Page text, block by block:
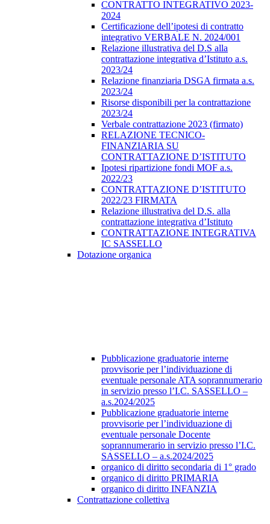
CONTRATTO INTEGRATIVO 2023-
2024
Certificazione dell’ipotesi di contratto
integrativo VERBALE N. 2024/001
Relazione illustrativa del D.S alla
contrattazione integrativa d’Istituto a.s.
2023/24
Relazione finanziaria DSGA firmata a.s.
2023/24
Risorse disponibili per la contrattazione
2023/24
Verbale contrattazione 2023 (firmato)
RELAZIONE TECNICO-
FINANZIARIA SU
CONTRATTAZIONE D’ISTITUTO
Ipotesi ripartizione fondi MOF a.s.
2022/23
CONTRATTAZIONE D’ISTITUTO
2022/23 FIRMATA
Relazione illustrativa del D.S. alla
contrattazione integrativa d’Istituto
CONTRATTAZIONE INTEGRATIVA
IC SASSELLO
Dotazione organica
Pubblicazione graduatorie interne
provvisorie per l’individuazione di
eventuale personale ATA soprannumerario
in servizio presso l’I.C. SASSELLO –
a.s.2024/2025
Pubblicazione graduatorie interne
provvisorie per l’individuazione di
eventuale personale Docente
soprannumerario in servizio presso l’I.C.
SASSELLO – a.s.2024/2025
organico di diritto secondaria di 1° grado
organico di diritto PRIMARIA
organico di diritto INFANZIA
Contrattazione collettiva